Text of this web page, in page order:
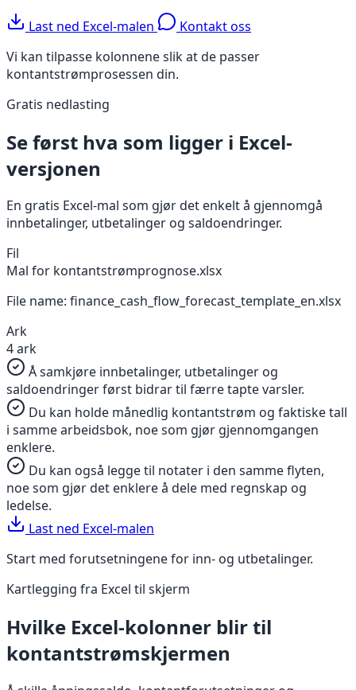
Last ned Excel-malen
Kontakt oss
Vi kan tilpasse kolonnene slik at de passer
kontantstrømprosessen din.
Gratis nedlasting
Se først hva som ligger i Excel-
versjonen
En gratis Excel-mal som gjør det enkelt å gjennomgå
innbetalinger, utbetalinger og saldoendringer.
Fil
Mal for kontantstrømprognose.xlsx
File name: finance_cash_flow_forecast_template_en.xlsx
Ark
4 ark
Å samkjøre innbetalinger, utbetalinger og
saldoendringer først bidrar til færre tapte varsler.
Du kan holde månedlig kontantstrøm og faktiske tall
i samme arbeidsbok, noe som gjør gjennomgangen
enklere.
Du kan også legge til notater i den samme flyten,
noe som gjør det enklere å dele med regnskap og
ledelse.
Last ned Excel-malen
Start med forutsetningene for inn- og utbetalinger.
Kartlegging fra Excel til skjerm
Hvilke Excel-kolonner blir til
kontantstrømskjermen